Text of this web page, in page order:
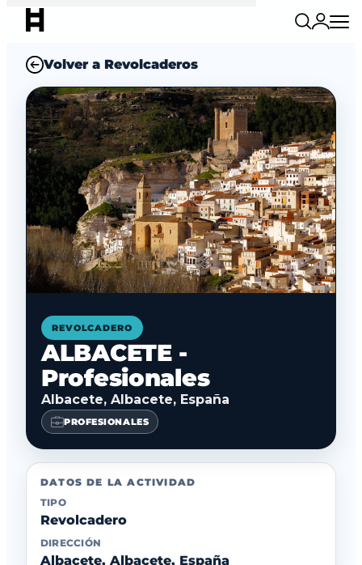
Volver a Revolcaderos
REVOLCADERO
ALBACETE -
Profesionales
Albacete, Albacete, España
PROFESIONALES
DATOS DE LA ACTIVIDAD
TIPO
Revolcadero
DIRECCIÓN
Albacete, Albacete, España